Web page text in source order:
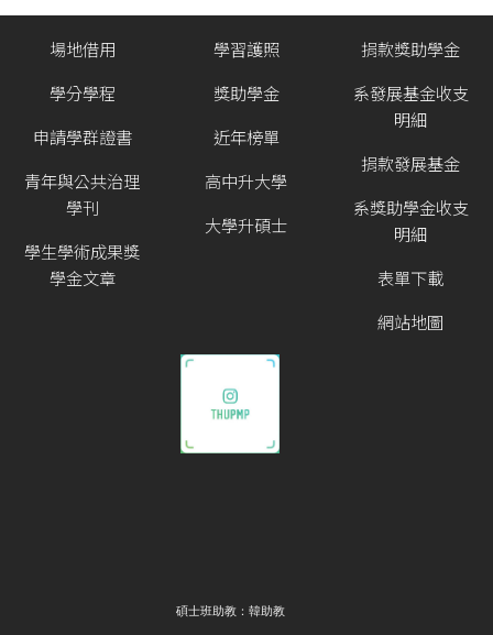
場地借用
學分學程
申請學群證書
青年與公共治理
學刊
學生學術成果獎
學金文章
學習護照
獎助學金
近年榜單
高中升大學
大學升碩士
捐款獎助學金
系發展基金收支
明細
捐款發展基金
系獎助學金收支
明細
表單下載
網站地圖
碩士班助教：韓助教